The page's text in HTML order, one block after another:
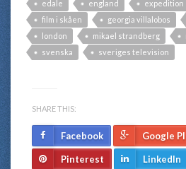
edale england
expedition
film i skåen
georgia villalobos
london
mikael strandberg
svenska
sveriges television
SHARE THIS:
Facebook Google
Pinterest LinkedIn